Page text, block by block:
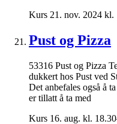
Kurs 21. nov. 2024 kl.
Pust og Pizza
53316 Pust og Pizza
dukkert hos Pust ved
Det anbefales også å
er tillatt å ta med
Kurs 16. aug. kl.